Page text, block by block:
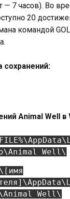
— 7 часов). Во
20
командой
сохранений:
Animal Well в
Well\
Well\